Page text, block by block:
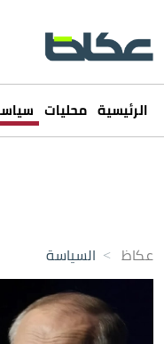
الرئيسية محليات
عكاظ > السياسة